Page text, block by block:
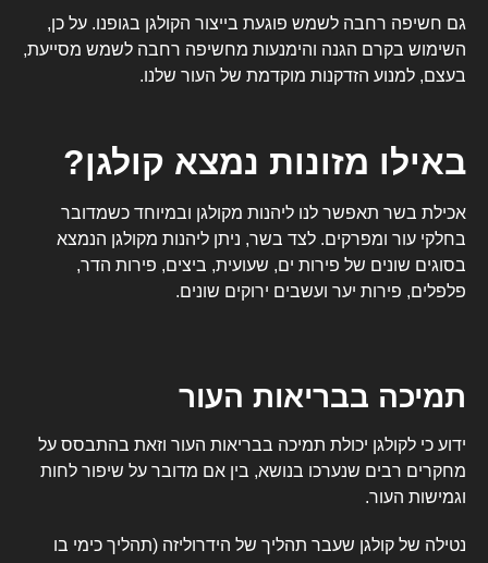
גם חשיפה רחבה לשמש פוגעת בייצור הקולגן בגופנו. על כן,
השימוש בקרם הגנה והימנעות מחשיפה רחבה לשמש מסייעת,
בעצם, למנוע הזדקנות מוקדמת של העור שלנו.
באילו מזונות נמצא קולגן?
אכילת בשר תאפשר לנו ליהנות מקולגן ובמיוחד כשמדובר
בחלקי עור ומפרקים. לצד בשר, ניתן ליהנות מקולגן הנמצא
בסוגים שונים של פירות ים, שעועית, ביצים, פירות הדר,
פלפלים, פירות יער ועשבים ירוקים שונים.
תמיכה בבריאות העור
ידוע כי לקולגן יכולת תמיכה בבריאות העור וזאת בהתבסס על
מחקרים רבים שנערכו בנושא, בין אם מדובר על שיפור לחות
וגמישות העור.
נטילה של קולגן שעבר תהליך של הידרוליזה (תהליך כימי בו